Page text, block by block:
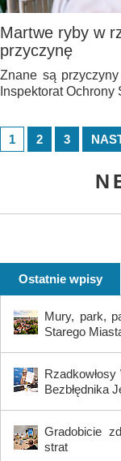
Martwe ryby w
przyczynę
Znane są
Inspektorat
1 2 3
Ostatnie wpisy
Mury, park,
Starego
Rzadkowłosy
Bezbłędnika
Gradobicie
strat